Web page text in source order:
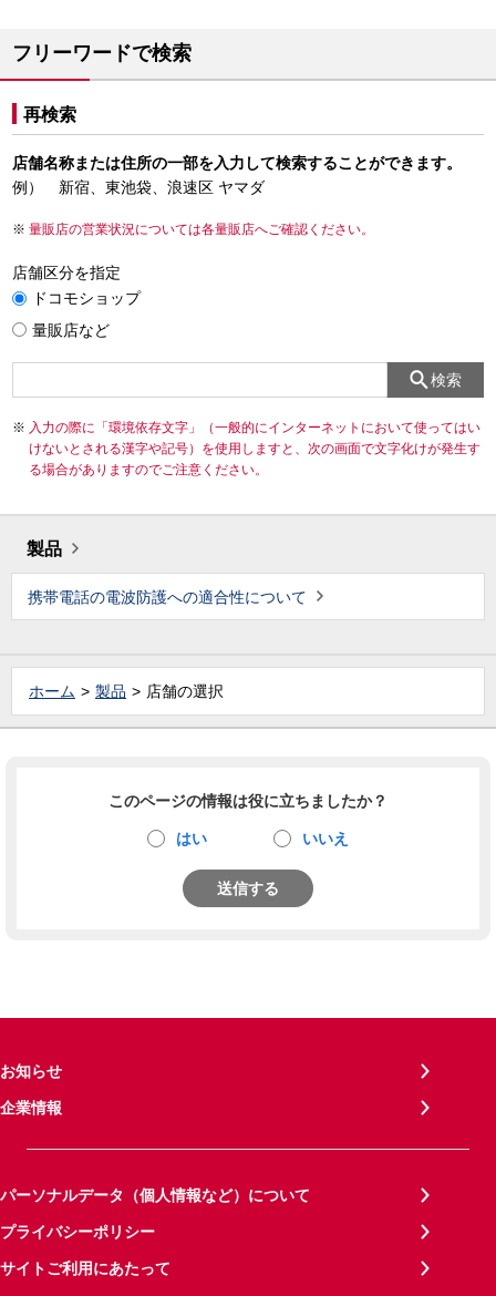
フリーワードで検索
再検索
店舗名称または住所の一部を入力して検索することができます。
例） 新宿、東池袋、浪速区 ヤマダ
量販店の営業状況については各量販店へご確認ください。
店舗区分を指定
ドコモショップ
量販店など
検索
入力の際に「環境依存文字」（一般的にインターネットにおいて使ってはい
けないとされる漢字や記号）を使用しますと、次の画面で文字化けが発生す
る場合がありますのでご注意ください。
製品
携帯電話の電波防護への適合性について
ホーム 製品 店舗の選択
このページの情報は役に立ちましたか？
はい いいえ
送信する
お知らせ
企業情報
パーソナルデータ（個人情報など）について
プライバシーポリシー
サイトご利用にあたって